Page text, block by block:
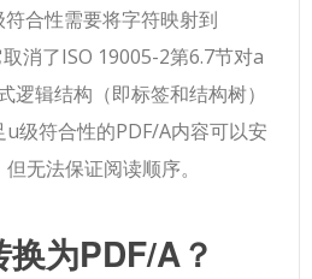
符合性需要将字符映射到
消了ISO 19005-2第6.7节对a
逻辑结构（即标签和结构树）
级符合性的PDF/A内容可以安
无法保证阅读顺序。
为PDF/A？